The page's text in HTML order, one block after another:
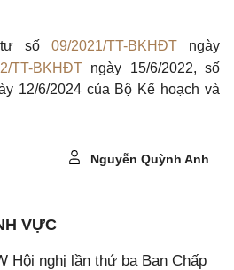
tư số 09/2021/TT-BKHĐT ngày
TT-BKHĐTngày 15/6/2022, số
12/6/2024 của Bộ Kế hoạch và
Nguyễn Quỳnh Anh
VỰC
Hội nghị lần thứ ba Ban Chấp